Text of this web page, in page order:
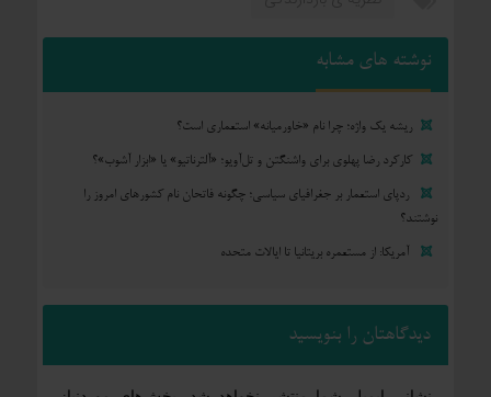
نوشته های مشابه
ریشه یک واژه؛ چرا نام «خاورمیانه» استعماری است؟
کارکرد رضا پهلوی برای واشنگتن و تل‌آویو؛ «آلترناتیو» یا «ابزار آشوب»؟
ردپای استعمار بر جغرافیای سیاسی؛ چگونه فاتحان نام کشورهای امروز را
نوشتند؟
آمریکا: از مستعمره بریتانیا تا ایالات متحده
دیدگاهتان را بنویسید